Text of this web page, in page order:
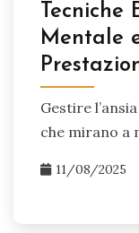
Tecniche
Mentale
Gestire
che mirano a
11/08/2025